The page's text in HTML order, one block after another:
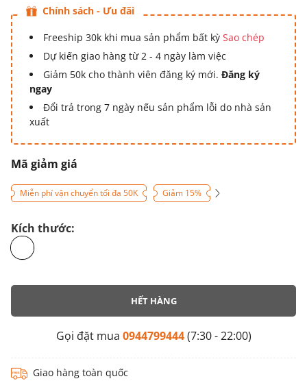
Chính sách - Ưu đãi
Freeship 30k khi mua sản phẩm bất kỳ Sao chép
Dự kiến giao hàng từ 2 - 4 ngày làm việc
Giảm 50k cho thành viên đăng ký mới. Đăng ký
ngay
Đổi trả trong 7 ngày nếu sản phẩm lỗi do nhà sản
xuất
Mã giảm giá
Miễn phí vận chuyển tối đa 50K Giảm 15%
Kích thước:
HẾT HÀNG
Gọi đặt mua 0944799444(7:30 - 22:00)
Giao hàng toàn quốc